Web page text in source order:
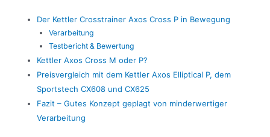
Der Kettler Crosstrainer Axos Cross P in Bewegung
Verarbeitung
Testbericht & Bewertung
Kettler Axos Cross M oder P?
Preisvergleich mit dem Kettler Axos Elliptical P, dem
Sportstech CX608 und CX625
Fazit – Gutes Konzept geplagt von minderwertiger
Verarbeitung